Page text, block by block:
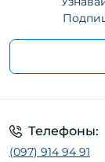
Телефоны:
(097) 914 94 91